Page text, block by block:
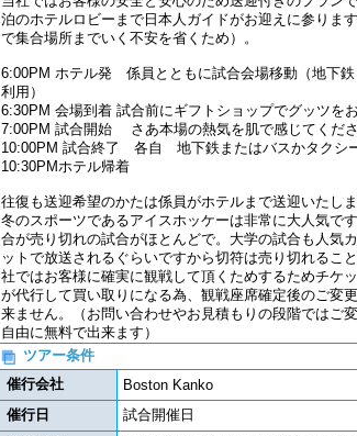
泊のホテルロビーまで日本人ガイドがお迎えに参りま
で集合場所までいく不安を省くため）。
6:00PM ホテル発 係員とともに試合会場移動（地下
利用）
6:30PM 会場到着 試合前にギフトショップでグッツを
7:00PM 試合開始 さあ本場の熱気を肌で感じてくださ
10:00PM 試合終了 各自 地下鉄またはバスかタクシ
10:30PMホテル帰着
往復も送迎希望のかたは係員がホテルまで送迎いたしま
冬のスポーツであるアイスホッケーは非常に大人気で
合が売り切れの試合がほとんどで。大学の試合も人気
ットで放送されるぐらいですから切符は売り切れるこ
社ではお客様に確実に観戦して頂くためするためチケ
が代行して買い取りになる為、観戦座席確定後のご変
来ません。（お問い合わせやお見積もりの段階ではご
自由に無料で出来ます）
ツアー条件
催行会社
Boston Kanko
催行日
試合開催日